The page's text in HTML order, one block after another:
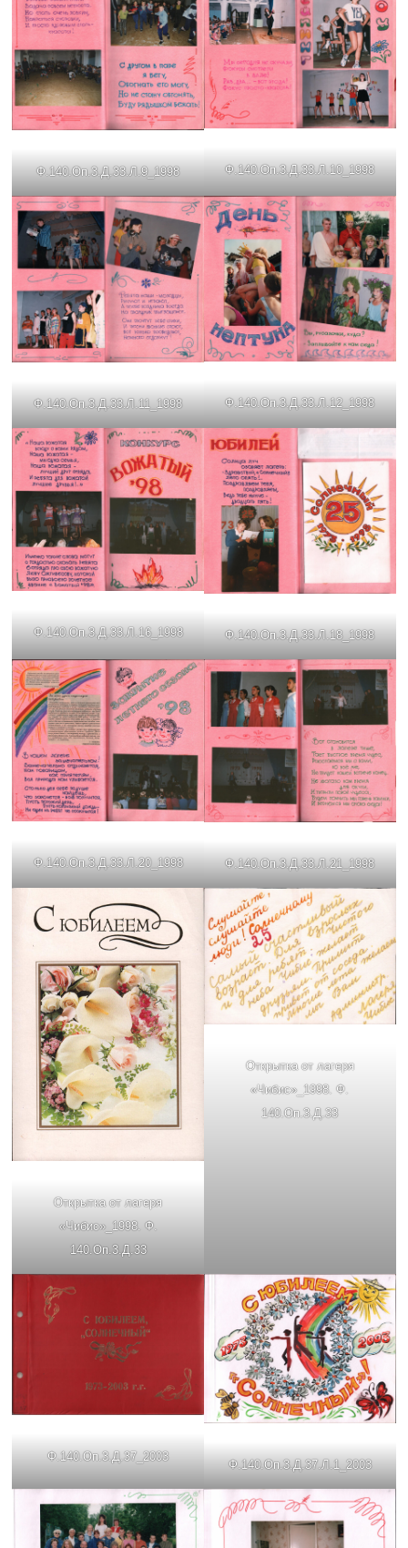
Ф.140.Оп.3.Д.33.Л.9_1998 Ф.140.Оп.3.Д.33.Л.10_1998
Ф.140.Оп.3.Д.33.Л.11_1998 Ф.140.Оп.3.Д.33.Л.12_1998
Ф.140.Оп.3.Д.33.Л.16_1998 Ф.140.Оп.3.Д.33.Л.18_1998
Ф.140.Оп.3.Д.33.Л.20_1998 Ф.140.Оп.3.Д.33.Л.21_1998
Открытка от лагеря
«Чибис»_1998. Ф.
140.Оп.3.Д.33
Открытка от лагеря
«Чибис»_1998. Ф.
140.Оп.3.Д.33
Ф.140.Оп.3.Д.37_2003
Ф.140.Оп.3.Д.37.Л.1_2003